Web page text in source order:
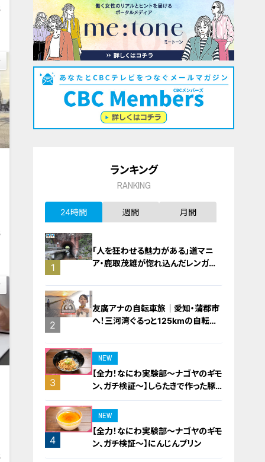
ランキング
RANKING
24時間 週間 月間
1
「人を狂わせる魅力がある」道マニ
ア・鹿取茂雄が惚れ込んだレンガの
2
友廣アナの自転車旅｜愛知・蒲郡市
へ！三河湾ぐるっと125kmの自転車
3
NEW
【全力！なにわ実験部～ナゴヤのギモ
ン、ガチ検証～】しらたきで作った豚
バラミンチの油そば
4
NEW
【全力！なにわ実験部～ナゴヤのギモ
ン、ガチ検証～】にんじんプリン